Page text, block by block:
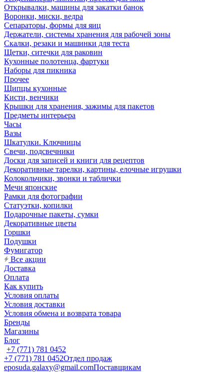
Открывалки, машины для закатки банок
Воронки, миски, ведра
Сепараторы, формы для яиц
Держатели, системы хранения для рабочей зоны
Скалки, резаки и машинки для теста
Щетки, ситечки для раковин
Кухонные полотенца, фартуки
Наборы для пикника
Прочее
Щипцы кухонные
Кисти, венчики
Крышки для хранения, зажимы для пакетов
Предметы интерьера
Часы
Вазы
Шкатулки. Ключницы
Свечи, подсвечники
Доски для записей и книги для рецептов
Декоративные тарелки, картины, елочные игрушки
Колокольчики, звонки и таблички
Мечи японские
Рамки для фотографии
Статуэтки, копилки
Подарочные пакеты, сумки
Декоративные цветы
Горшки
Подушки
Фумигатор
Все акции
Доставка
Оплата
Как купить
Условия оплаты
Условия доставки
Условия обмена и возврата товара
Бренды
Магазины
Блог
+7 (771) 781 0452
+7 (771) 781 0452Отдел продаж
eposuda.galaxy@gmail.comПоставщикам